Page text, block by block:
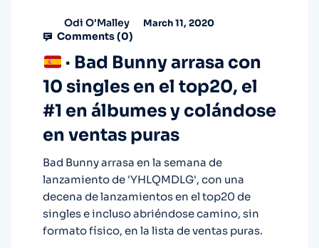
Odi O'Malley March 11, 2020
Comments (0)
· Bad Bunny arrasa con
10 singles en el top20, el
#1 en álbumes y colándose
en ventas puras
Bad Bunny arrasa en la semana de
lanzamiento de 'YHLQMDLG', con una
decena de lanzamientos en el top20 de
singles e incluso abriéndose camino, sin
formato físico, en la lista de ventas puras.